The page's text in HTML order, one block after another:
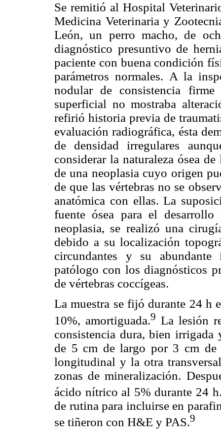
Se remitió al Hospital
Medicina Veterinaria y
León, un perro macho, de
diagnóstico presuntivo de
paciente con buena condición
parámetros normales. A la
nodular de consistencia
superficial no mostraba
refirió historia previa de
evaluación radiográfica, ésta
de densidad irregulares
considerar la naturaleza ósea
de una neoplasia cuyo origen
de que las vértebras no se
anatómica con ellas. La
fuente ósea para el
neoplasia, se realizó una
debido a su localización
circundantes y su
patólogo con los diagnósticos
de vértebras coccígeas.
La muestra se fijó durante 24 h
10%, amortiguada.9 La lesión
consistencia dura, bien
de 5 cm de largo por 3 cm de
longitudinal y la otra
zonas de mineralización.
ácido nítrico al 5% durante 24
de rutina para incluirse en
se tiñeron con H&E y PAS.9